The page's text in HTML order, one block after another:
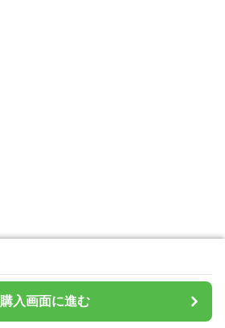
購入画面に進む
購入画面に進む